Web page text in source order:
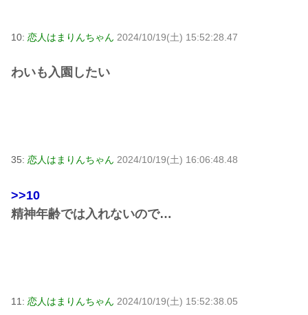
10: 恋人はまりんちゃん 2024/10/19(土) 15:52:28.47
わいも入園したい
35: 恋人はまりんちゃん 2024/10/19(土) 16:06:48.48
>>10
精神年齢では入れないので…
11: 恋人はまりんちゃん 2024/10/19(土) 15:52:38.05